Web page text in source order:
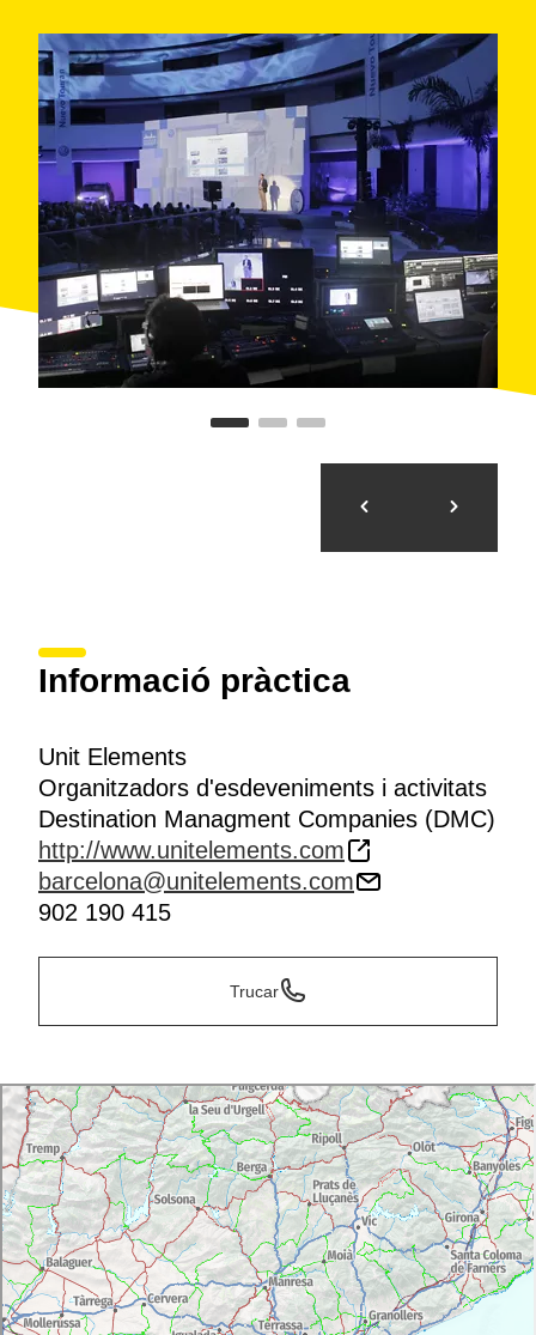
Informació pràctica
Unit Elements
Organitzadors d'esdeveniments i activitats
Destination Managment Companies (DMC)
http://www.unitelements.com
barcelona@unitelements.com
902 190 415
Trucar